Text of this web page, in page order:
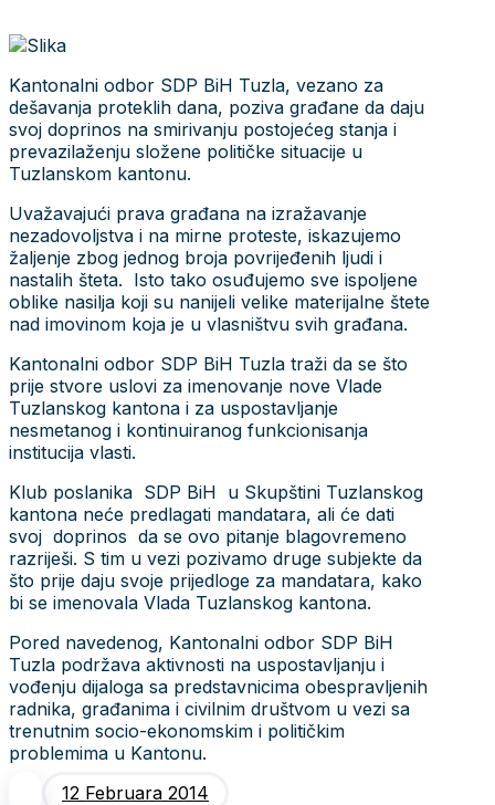
Kantonalni odbor SDP BiH Tuzla, vezano za
dešavanja proteklih dana, poziva građane da daju
svoj doprinos na smirivanju postojećeg stanja i
prevazilaženju složene političke situacije u
Tuzlanskom kantonu.
Uvažavajući prava građana na izražavanje
nezadovoljstva i na mirne proteste, iskazujemo
žaljenje zbog jednog broja povrijeđenih ljudi i
nastalih šteta. Isto tako osuđujemo sve ispoljene
oblike nasilja koji su nanijeli velike materijalne štete
nad imovinom koja je u vlasništvu svih građana.
Kantonalni odbor SDP BiH Tuzla traži da se što
prije stvore uslovi za imenovanje nove Vlade
Tuzlanskog kantona i za uspostavljanje
nesmetanog i kontinuiranog funkcionisanja
institucija vlasti.
Klub poslanika SDP BiH u Skupštini Tuzlanskog
kantona neće predlagati mandatara, ali će dati
svoj doprinos da se ovo pitanje blagovremeno
razriješi. S tim u vezi pozivamo druge subjekte da
što prije daju svoje prijedloge za mandatara, kako
bi se imenovala Vlada Tuzlanskog kantona.
Pored navedenog, Kantonalni odbor SDP BiH
Tuzla podržava aktivnosti na uspostavljanju i
vođenju dijaloga sa predstavnicima obespravljenih
radnika, građanima i civilnim društvom u vezi sa
trenutnim socio-ekonomskim i političkim
problemima u Kantonu.
12 Februara 2014